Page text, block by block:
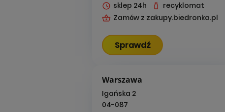
sklep 24h
recyklomat
Zamów z zakupy.biedronka.pl
Sprawdź
Warszawa
Igańska 2
04-087